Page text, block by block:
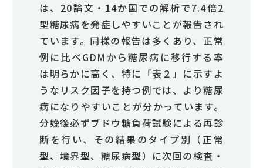
は、20論文・14か国での解析で7.4倍2
型糖尿病を発症しやすいことが報告され
ています。同様の報告は多くあり、正常
例に比べGDMから糖尿病に移行する率
は明らかに高く、特に「表２」に示すよ
うなリスク因子を持つ例では、より糖尿
病になりやすいことが分かっています。
分娩後必ずブドウ糖負荷試験による再診
断を行い、その結果のタイプ別（正常
型、境界型、糖尿病型）に次回の検査・